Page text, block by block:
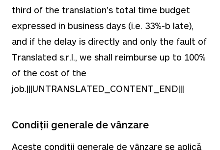
third of the translation's total time budget
expressed in business days (i.e. 33%-b late),
and if the delay is directly and only the fault of
Translated s.r.l., we shall reimburse up to 100%
of the cost of the
job.|||UNTRANSLATED_CONTENT_END|||
Condiții generale de vânzare
Aceste condiții generale de vânzare se aplică